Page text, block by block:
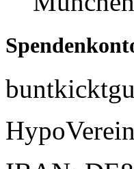
IBAN:
BIC: